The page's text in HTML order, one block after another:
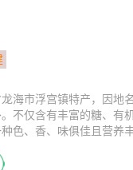
海市浮宫镇特产，因地
不仅含有丰富的糖、有
色、香、味俱佳且营养